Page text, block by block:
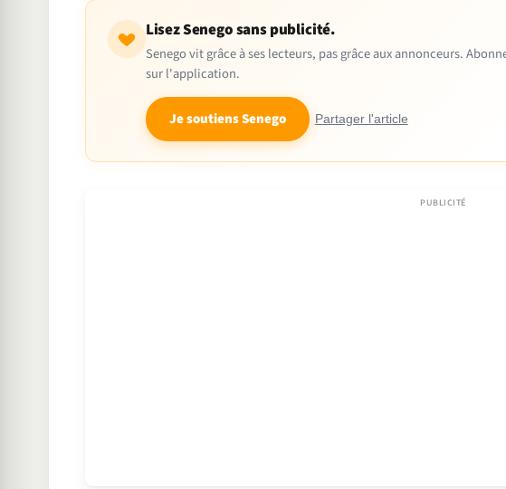
Lisez Senego sans publicité.
Senego vit grâce à ses lecteurs, pas grâce aux annonceurs.
sur l'application.
Je soutiens Senego Partager l'article